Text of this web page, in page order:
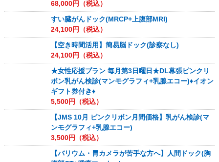
68,000円（税込）
すい臓がんドック(MRCP+上腹部MRI)
24,100円（税込）
【空き時間活用】簡易脳ドック(診察なし)
24,100円（税込）
★女性応援プラン 毎月第3日曜日★DL幕張ピンクリ
ボン乳がん検診(マンモグラフィ+乳腺エコー)♦イオン
ギフト券付き♦
5,500円（税込）
【JMS 10月 ピンクリボン月間価格】乳がん検診(マ
ンモグラフィ+乳腺エコー)
3,500円（税込）
【バリウム・胃カメラが苦手な方へ】人間ドック(胸